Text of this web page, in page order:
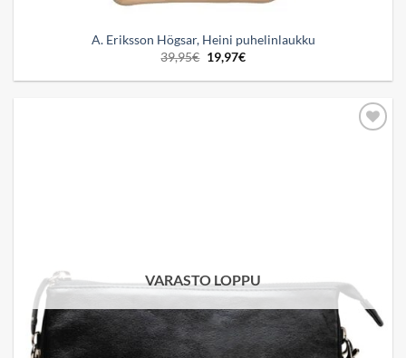
A. Eriksson Högsar, Heini puhelinlaukku
39,95€ Alkuperäinen
hinta
oli:
19,97€Nykyinen
on:
VARASTO LOPPU